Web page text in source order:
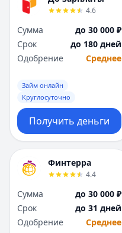
4.6
Сумма
до 30 000 ₽
Срок
до 180 дней
Одобрение
Среднее
Займ онлайн
Круглосуточно
Получить деньги
Финтерра
4.4
Сумма
до 30 000 ₽
Срок
до 31 дней
Одобрение
Среднее